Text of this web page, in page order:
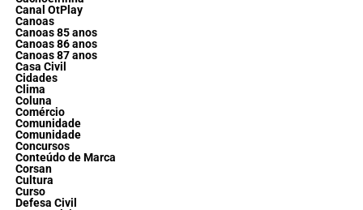
Canal OtPlay
Canoas
Canoas 85 anos
Canoas 86 anos
Canoas 87 anos
Casa Civil
Cidades
Clima
Coluna
Comércio
Comunidade
Comunidade
Concursos
Conteúdo de Marca
Corsan
Cultura
Curso
Defesa Civil